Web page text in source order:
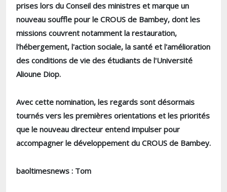
prises lors du Conseil des ministres et marque un
nouveau souffle pour le CROUS de Bambey, dont les
missions couvrent notamment la restauration,
l'hébergement, l'action sociale, la santé et l'amélioration
des conditions de vie des étudiants de l'Université
Alioune Diop.
Avec cette nomination, les regards sont désormais
tournés vers les premières orientations et les priorités
que le nouveau directeur entend impulser pour
accompagner le développement du CROUS de Bambey.
baoltimesnews : Tom